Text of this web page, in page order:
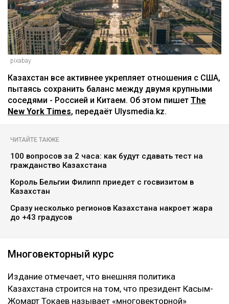
pixabay
Казахстан все активнее укрепляет отношения с США,
пытаясь сохранить баланс между двумя крупными
соседями - Россией и Китаем. Об этом пишет The
New York Times, передаёт Ulysmedia.kz.
ЧИТАЙТЕ ТАКЖЕ
100 вопросов за 2 часа: как будут сдавать тест на
гражданство Казахстана
Король Бельгии Филипп приедет с госвизитом в
Казахстан
Сразу несколько регионов Казахстана накроет жара
до +43 градусов
Многовекторный курс
Издание отмечает, что внешняя политика
Казахстана строится на том, что президент Касым-
Жомарт Токаев называет «многовекторной»